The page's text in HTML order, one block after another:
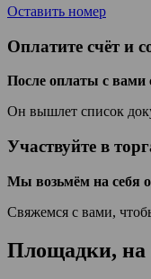
Оставить номер
Оплатите счёт и
После оплаты с вами
Он вышлет список
Участвуйте в
Мы возьмём на себя
Свяжемся с вами,
Площадки, на